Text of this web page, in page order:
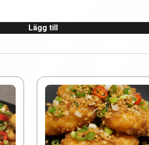
Lägg till